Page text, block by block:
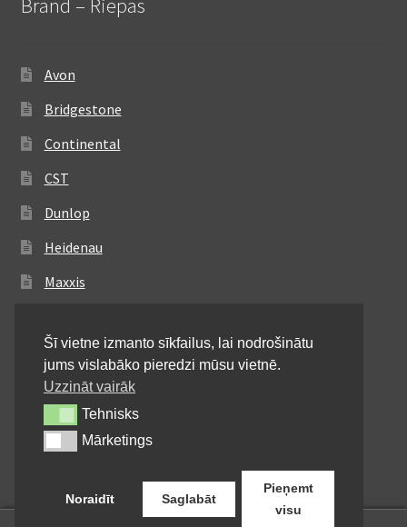
Brand – Riepas
Avon
Bridgestone
Continental
CST
Dunlop
Heidenau
Maxxis
Michelin
Mitas
Pirelli
Shinko
Šī vietne izmanto sīkfailus, lai nodrošinātu
jums vislabāko pieredzi mūsu vietnē.
Uzzināt vairāk
TehnisksTehnisks
MārketingsMārketings
Noraidīt Saglabāt
Pieņemt
visu